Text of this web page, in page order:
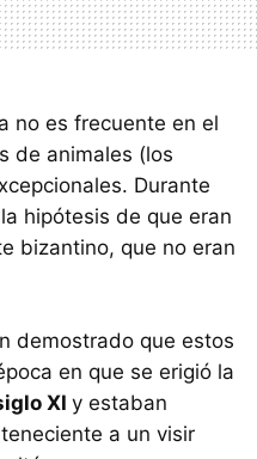
no es frecuente en el
de animales (los
Durante
hipótesis de que eran
bizantino, que no eran
demostrado que estos
en que se erigió la
XI y estaban
a un visir